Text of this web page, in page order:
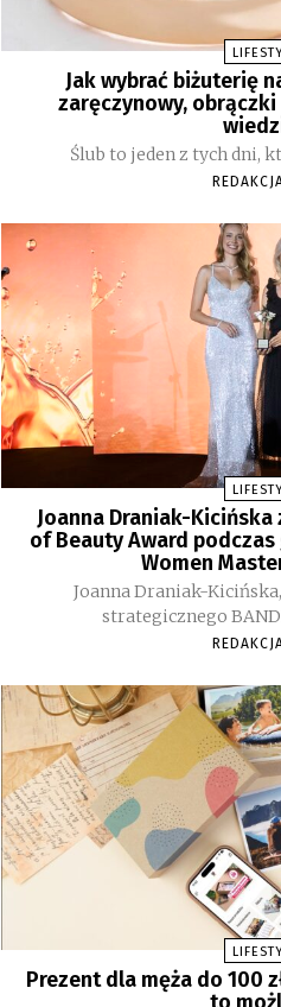
Jak wybrać biżuterię
zaręczynowy,
Ślub to jeden z tych dni,
Joanna Draniak-
of Beauty Award podczas
Women
Joanna Draniak-
strategicznego
Prezent dla męża do 100